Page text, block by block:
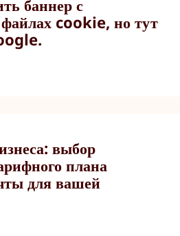
баннер с
cookie, но тут
выбор
плана
для вашей